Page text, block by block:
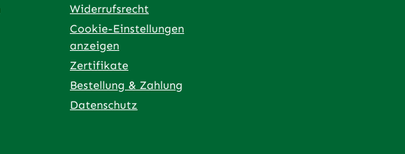
(externer Link)
(externer Link)
Tab (externer Link)
in neuem Tab (externer Link)
Widerrufsrecht
Cookie-Einstellungen
anzeigen
Zertifikate
Bestellung & Zahlung
Datenschutz